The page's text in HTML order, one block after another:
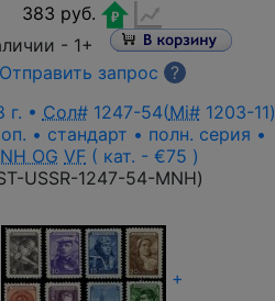
383 руб.
- 1+
Отправить запрос
?
• Сол#1247-54(Mi#1203-11)
• стандарт • полн. серия •
OG VF ( кат. - €75 )
USSR-1247-54-MNH)
+